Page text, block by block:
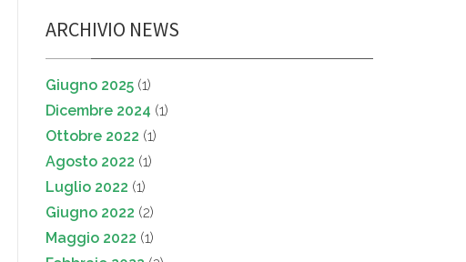
ARCHIVIO NEWS
Giugno 2025 (1)
Dicembre 2024 (1)
Ottobre 2022 (1)
Agosto 2022 (1)
Luglio 2022 (1)
Giugno 2022 (2)
Maggio 2022 (1)